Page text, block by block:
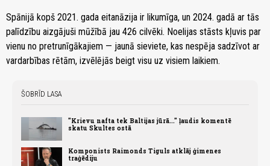
Spānijā kopš 2021. gada eitanāzija ir likumīga, un 2024. gadā ar tās
palīdzību aizgājuši mūžībā jau 426 cilvēki. Noelijas stāsts kļuvis par
vienu no pretrunīgākajiem — jaunā sieviete, kas nespēja sadzīvot ar
vardarbības rētām, izvēlējās beigt visu uz visiem laikiem.
ŠOBRĪD LASA
"Krievu nafta tek Baltijas jūrā..." ļaudis komentē
skatu Skultes ostā
Komponists Raimonds Tiguls atklāj ģimenes
traģēdiju